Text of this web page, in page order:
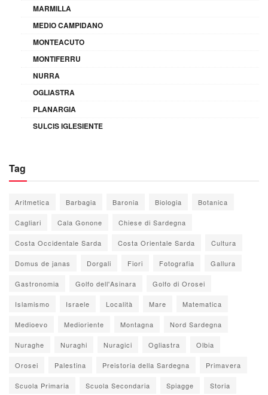
MARMILLA
MEDIO CAMPIDANO
MONTEACUTO
MONTIFERRU
NURRA
OGLIASTRA
PLANARGIA
SULCIS IGLESIENTE
Tag
Aritmetica Barbagia Baronia Biologia Botanica
Cagliari Cala Gonone Chiese di Sardegna
Costa Occidentale Sarda Costa Orientale Sarda Cultura
Domus de janas Dorgali Fiori Fotografia Gallura
Gastronomia Golfo dell'Asinara Golfo di Orosei
Islamismo Israele Località Mare Matematica
Medioevo Medioriente Montagna Nord Sardegna
Nuraghe Nuraghi Nuragici Ogliastra Olbia
Orosei Palestina Preistoria della Sardegna Primavera
Scuola Primaria Scuola Secondaria Spiagge Storia